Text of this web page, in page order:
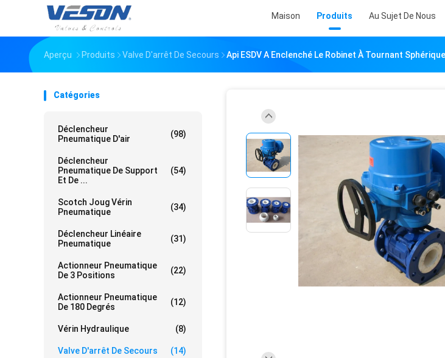
Maison Produits Au Sujet De Nous
Aperçu Produits Valve D'arrêt De Secours Api ESDV A Enclenché Le Robinet À Tournant
Catégories
Déclencheur
Pneumatique D'air
(98)
Déclencheur
Pneumatique De Support
Et De ...
(54)
Scotch Joug Vérin
Pneumatique
(34)
Déclencheur Linéaire
Pneumatique
(31)
Actionneur Pneumatique
De 3 Positions
(22)
Actionneur Pneumatique
De 180 Degrés
(12)
Vérin Hydraulique (8)
Valve D'arrêt De Secours (14)